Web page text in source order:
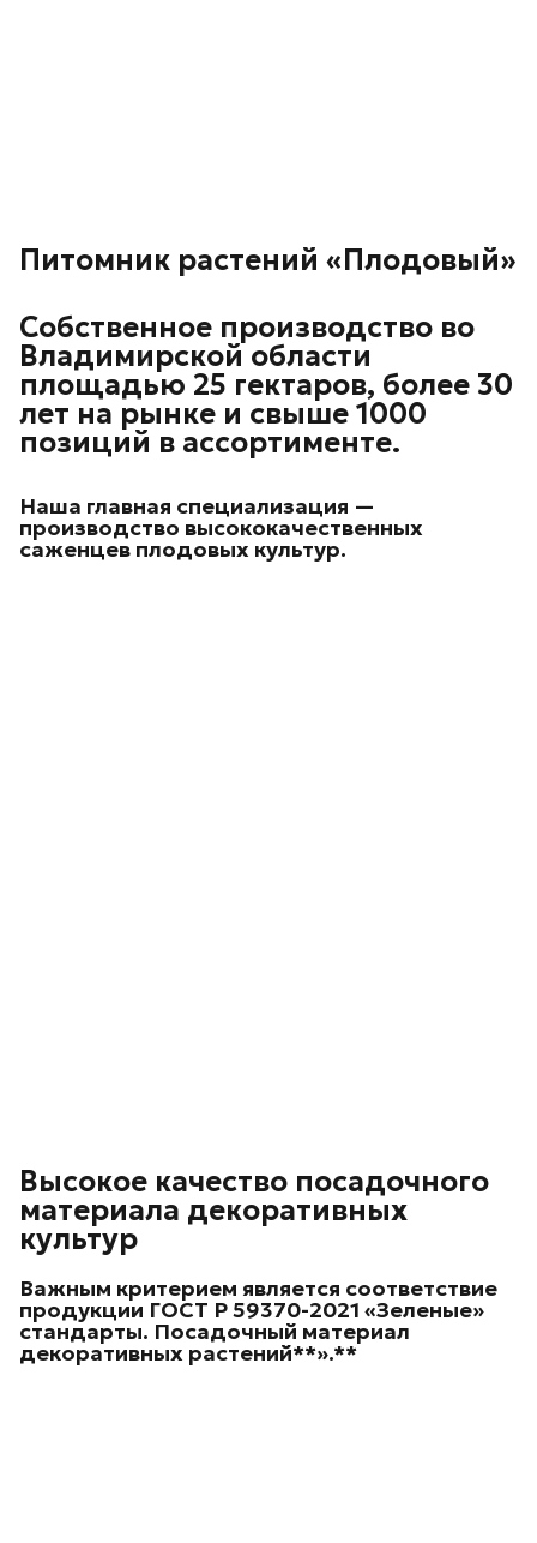
Питомник растений «Плодовый»
Собственное производство во
Владимирской области
площадью 25 гектаров, более 30
лет на рынке и свыше 1000
позиций в ассортименте.
Наша главная специализация —
производство высококачественных
саженцев плодовых культур.
Высокое качество посадочного
материала декоративных
культур
Важным критерием является соответствие
продукции ГОСТ Р 59370-2021 «Зеленые»
стандарты. Посадочный материал
декоративных растений**».**